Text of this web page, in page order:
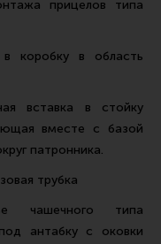
прицелов типа
коробку в область
вставка в стойку
вместе с базой
патронника.
трубка
чашечного типа
антабку с оковки